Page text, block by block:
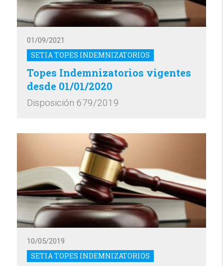
SETIA TOPES INDEMNIZATORIOS
01/09/2021
Topes Indemnizatorios vigentes
desde 01/01/2020
Disposición 679/2019
SETIA TOPES INDEMNIZATORIOS
10/05/2019